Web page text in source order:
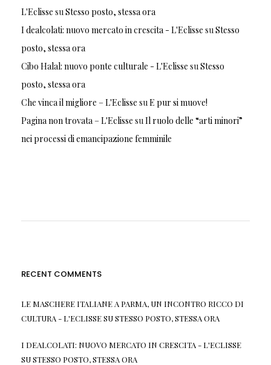
L'Eclisse su Stesso posto, stessa ora
I dealcolati: nuovo mercato in crescita - L'Eclisse su Stesso
posto, stessa ora
Cibo Halal: nuovo ponte culturale - L'Eclisse su Stesso
posto, stessa ora
Che vinca il migliore – L'Eclisse su E pur si muove!
Pagina non trovata – L'Eclisse su Il ruolo delle “arti minori”
nei processi di emancipazione femminile
RECENT COMMENTS
LE MASCHERE ITALIANE A PARMA, UN INCONTRO RICCO DI
CULTURA - L'ECLISSESUSTESSO POSTO, STESSA ORA
I DEALCOLATI: NUOVO MERCATO IN CRESCITA - L'ECLISSE
SUSTESSO POSTO, STESSA ORA